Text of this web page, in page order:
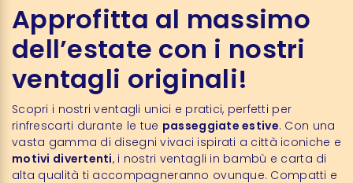
Approfitta al massimo
dell’estate con i nostri
ventagli originali!
Scopri i nostri ventagli unici e pratici, perfetti per
rinfrescarti durante le tue passeggiate estive. Con una
vasta gamma di disegni vivaci ispirati a città iconiche e
motivi divertenti, i nostri ventagli in bambù e carta di
alta qualità ti accompagneranno ovunque. Compatti e